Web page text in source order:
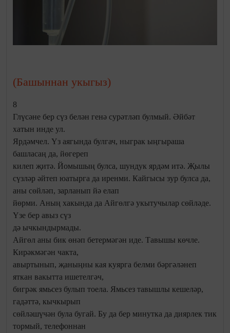
(Башыннан укыгыз)
8
Глүсәне бер сүз белән генә сурәтләп булмый. Әйбәт
хатын инде ул.
Ярдәмчел. Үз аягында булгач, ныграк ыңгыраша
башласаң да, йөгереп
килеп җитә. Йомышың булса, шундук ярдәм итә. Җылы
сүзләр әйтеп юатырга да иренми. Кайгысы зур булса да,
аны сөйләп, зарланып йә елап
йөрми. Аның хакында да Айгөлгә укытучылар сөйләде.
Үзе бер авыз сүз
дә ычкындырмады.
Айгөл аны бик өнәп бетермәгән иде. Тавышы көчле.
Кирәкмәгән чакта,
авыртынып, җаныңны кая куярга белми бәргәләнеп
яткан вакытта ишетелгәч,
бигрәк ямьсез булып тоела. Ямьсез тавышлы кешеләр,
гадәттә, кычкырып
сөйләшүчән була бугай. Бу да бер минутка да диярлек тик
тормый, телефоннан